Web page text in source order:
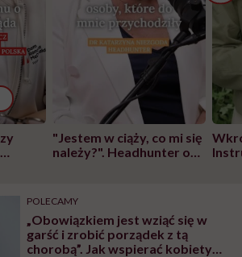
"Jestem w ciąży, co mi się
należy?". Headhunter o
pracy
POLECAMY
„Obowiązkiem jest wziąć się w
garść i zrobić porządek z tą
chorobą”. Jak wspierać kobiety